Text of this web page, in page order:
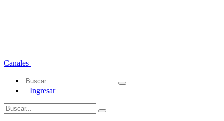
Canales
Ingresar